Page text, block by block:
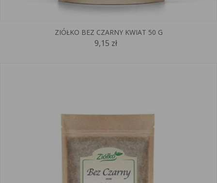
ZIÓŁKO BEZ CZARNY KWIAT 50 G
9,15 zł